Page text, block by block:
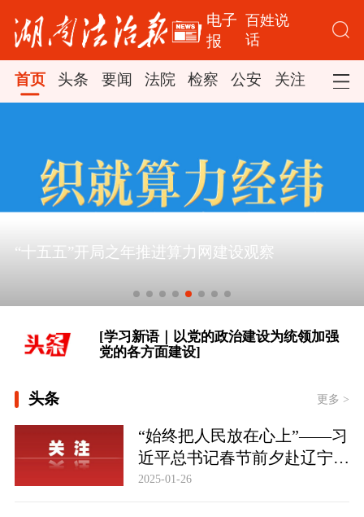
电子
报
百姓说
话
首页 头条 要闻 法院 检察 公安 关注 司法
“十五五”开局之年推进算力网建设观察
[学习·知行丨“敦煌，我心向往之”]
时政新闻眼丨从四个维度读懂今年以来
中国元首外交
[学习新语｜以党的政治建设为统领加强
党的各方面建设]
时政新闻眼丨从四个维度读懂今年以来
中国元首外交
头条 更多 >
“始终把人民放在心上”——习
近平总书记春节前夕赴辽宁看
望慰问基层干部群众纪实
2025-01-26